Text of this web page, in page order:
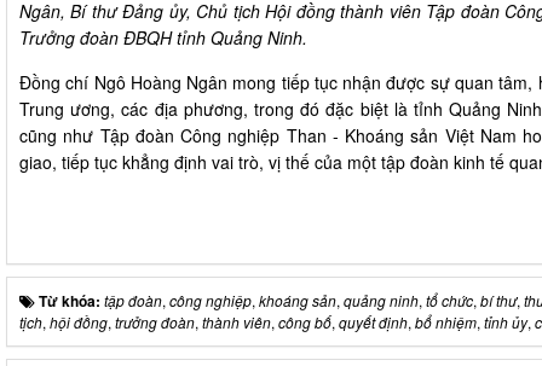
Ngân, Bí thư Đảng ủy, Chủ tịch Hội đồng thành viên Tập đoàn
Trưởng đoàn ĐBQH tỉnh Quảng Ninh.
Đồng chí Ngô Hoàng Ngân mong tiếp tục nhận được sự quan
Trung ương, các địa phương, trong đó đặc biệt là tỉnh Quảng
cũng như Tập đoàn Công nghiệp Than - Khoáng sản Việt Nam
giao, tiếp tục khẳng định vai trò, vị thế của một tập đoàn kinh tế
Từ khóa: tập đoàn,công nghiệp,khoáng sản,quảng ninh,tổ chức,bí thư,
tịch,hội đồng,trưởng đoàn,thành viên,công bố,quyết định,bổ nhiệm,tỉnh ủy,